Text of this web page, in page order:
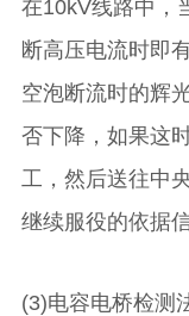
在10kV线路中，
断高压电流时即
空泡断流时的辉
否下降，如果这
工，然后送往中
继续服役的依据信
(3)电容电桥检测